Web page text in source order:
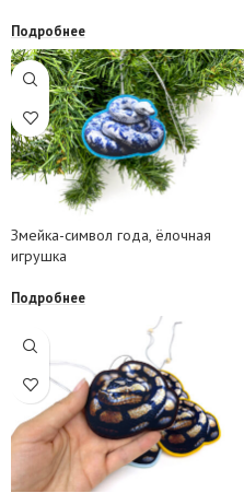
Подробнее
Змейка-символ года, ёлочная
игрушка
Подробнее